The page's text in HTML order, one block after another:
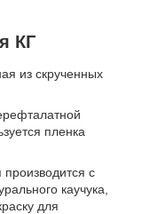
КГ
из скрученных
пленка
с
каучука,
для